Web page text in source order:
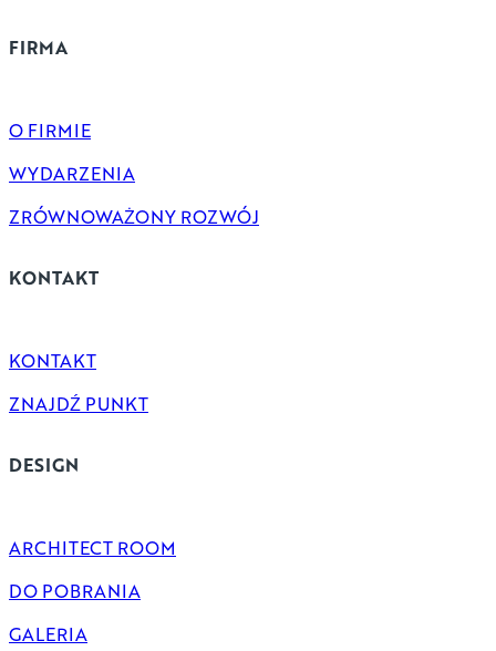
FIRMA
O FIRMIE
WYDARZENIA
ZRÓWNOWAŻONY ROZWÓJ
KONTAKT
KONTAKT
ZNAJDŹ PUNKT
DESIGN
ARCHITECT ROOM
DO POBRANIA
GALERIA